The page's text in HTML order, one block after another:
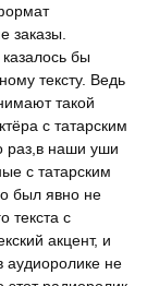
заказы.
бы
тексту. Ведь
такой
с татарским
раз,в наши уши
с татарским
был явно не
текста с
акцент, и
аудиоролике не